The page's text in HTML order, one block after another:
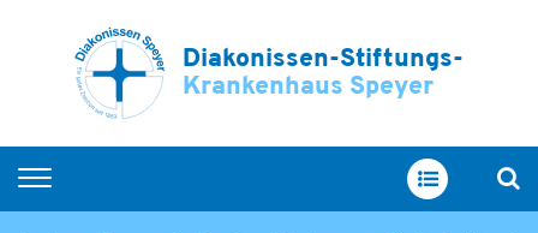
Diakonissen-Stiftungs-
Krankenhaus Speyer
Home